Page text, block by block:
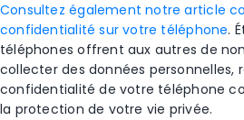
Consultez également notre article
confidentialité sur votre téléphone.
téléphones offrent aux autres de
collecter des données personnelles,
confidentialité de votre téléphone
la protection de votre vie privée.